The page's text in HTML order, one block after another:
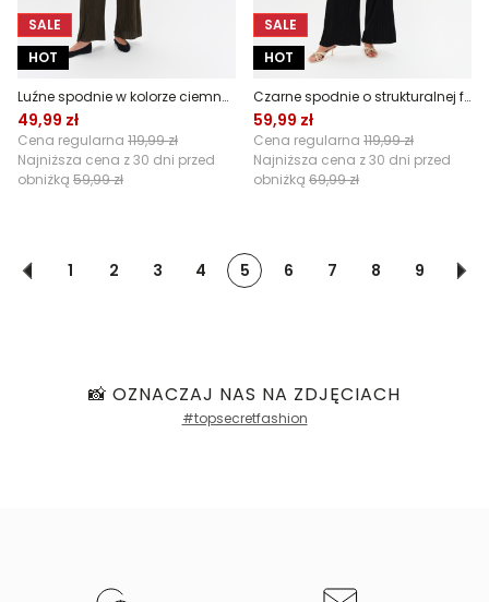
SALE
HOT
Luźne spodnie w kolorze ciemnozielonym
49,99 zł
Cena regularna 119,99 zł
Najniższa cena z 30 dni przed
obniżką 59,99 zł
SALE
HOT
Czarne spodnie o strukturalnej fakturze
59,99 zł
Cena regularna 119,99 zł
Najniższa cena z 30 dni przed
obniżką 69,99 zł
1 2 3 4 5 6 7 8 9
📸 OZNACZAJ NAS NA ZDJĘCIACH
#topsecretfashion